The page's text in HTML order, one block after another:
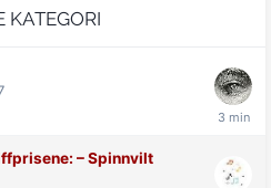
KATEGORI
–⁠ Spinnvilt